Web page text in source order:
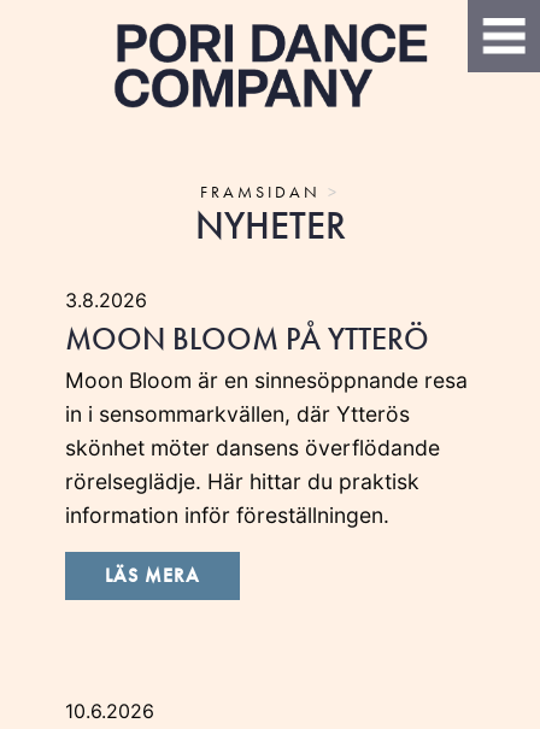
FRAMSIDAN >
NYHETER
3.8.2026
MOON BLOOM PÅ YTTERÖ
Moon Bloom är en sinnesöppnande resa
in i sensommarkvällen, där Ytterös
skönhet möter dansens överflödande
rörelseglädje. Här hittar du praktisk
information inför föreställningen.
LÄS MERA
10.6.2026